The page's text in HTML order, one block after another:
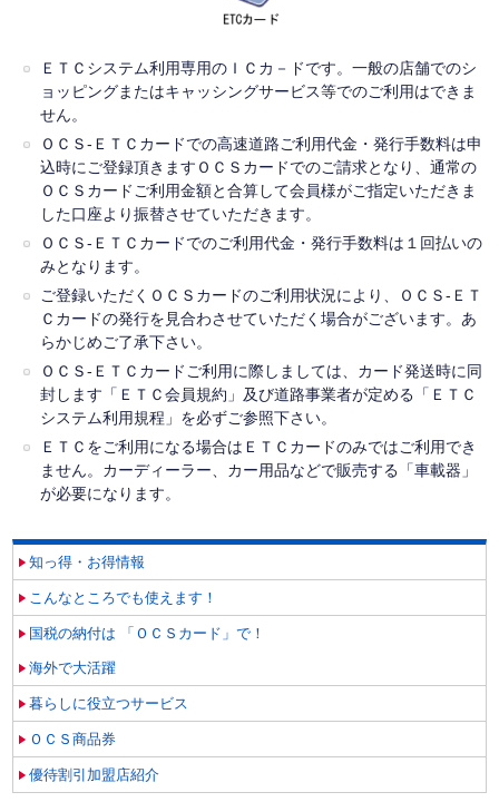
ＥＴＣシステム利用専用のＩＣカ－ドです。一般の店舗でのシ
ョッピングまたはキャッシングサービス等でのご利用はできま
せん。
ＯＣＳ-ＥＴＣカードでの高速道路ご利用代金・発行手数料は申
込時にご登録頂きますＯＣＳカードでのご請求となり、通常の
ＯＣＳカードご利用金額と合算して会員様がご指定いただきま
した口座より振替させていただきます。
ＯＣＳ-ＥＴＣカードでのご利用代金・発行手数料は１回払いの
みとなります。
ご登録いただくＯＣＳカードのご利用状況により、ＯＣＳ-ＥＴ
Ｃカードの発行を見合わさせていただく場合がございます。あ
らかじめご了承下さい。
ＯＣＳ-ＥＴＣカードご利用に際しましては、カード発送時に同
封します「ＥＴＣ会員規約」及び道路事業者が定める「ＥＴＣ
システム利用規程」を必ずご参照下さい。
ＥＴＣをご利用になる場合はＥＴＣカードのみではご利用でき
ません。カーディーラー、カー用品などで販売する「車載器」
が必要になります。
知っ得・お得情報
こんなところでも使えます！
国税の納付は 「ＯＣＳカード」で！
海外で大活躍
暮らしに役立つサービス
ＯＣＳ商品券
優待割引加盟店紹介